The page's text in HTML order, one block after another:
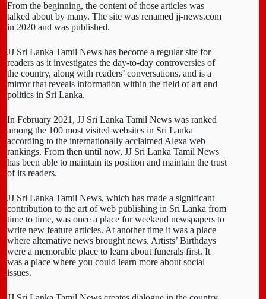
From the beginning, the content of those articles was
talked about by many. The site was renamed jj-news.com
in 2020 and was published.
JJ Sri Lanka Tamil News has become a regular site for
readers as it investigates the day-to-day controversies of
the country, along with readers’ conversations, and is a
mirror that reveals information within the field of art and
politics in Sri Lanka.
In February 2021, JJ Sri Lanka Tamil News was ranked
among the 100 most visited websites in Sri Lanka
according to the internationally acclaimed Alexa web
rankings. From then until now, JJ Sri Lanka Tamil News
has been able to maintain its position and maintain the trust
of its readers.
JJ Sri Lanka Tamil News, which has made a significant
contribution to the art of web publishing in Sri Lanka from
time to time, was once a place for weekend newspapers to
write new feature articles. At another time it was a place
where alternative news brought news. Artists’ Birthdays
were a memorable place to learn about funerals first. It
was a place where you could learn more about social
issues.